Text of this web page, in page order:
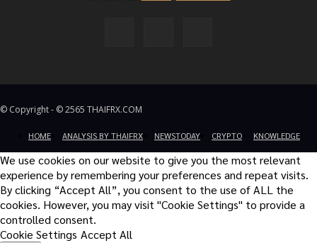
© Copyright - © 2565 THAIFRX.COM
HOME ANALYSIS BY THAIFRX NEWSTODAY CRYPTO KNOWLEDGE
We use cookies on our website to give you the most relevant
experience by remembering your preferences and repeat visits.
By clicking “Accept All”, you consent to the use of ALL the
cookies. However, you may visit "Cookie Settings" to provide a
controlled consent.
Cookie Settings Accept All